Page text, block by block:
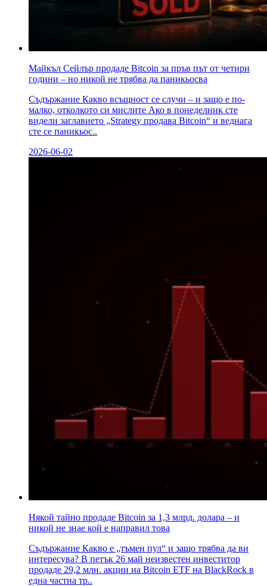
Майкъл Сейлър продаде Bitcoin за пръв път от четири
години – но никой не трябва да паникьосва
Съдържание Какво всъщност се случи – и защо е по-
малко, отколкото си мислите Ако в понеделник сте
видели заглавието „Strategy продава Bitcoin“ и веднага
сте се паникьос..
2026-06-02
Някой тайно продаде Bitcoin за 1,3 млрд. долара – и
никой не знае кой е направил това
Съдържание Какво е „тъмен пул“ и защо трябва да ви
интересува? В петък 26 май неизвестен инвеститор
продаде 29,2 млн. акции на Bitcoin ETF на BlackRock в
една частна тр..